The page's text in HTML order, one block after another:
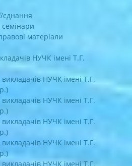
семінари
матеріали
НУЧК імені Т.Г.
викладачів НУЧК імені Т.Г.
викладачів НУЧК імені Т.Г.
викладачів НУЧК імені Т.Г.
викладачів НУЧК імені Т.Г.
викладачів НУЧК імені Т.Г.